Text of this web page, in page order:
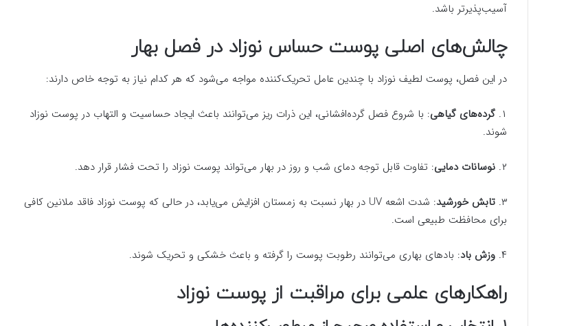
آسیب‌پذیرتر باشد.
چالش‌های اصلی پوست حساس نوزاد در فصل بهار
در این فصل، پوست لطیف نوزاد با چندین عامل تحریک‌کننده مواجه می‌شود که هر کدام نیاز به توجه خاص دارند:
۱. گرده‌های گیاهی: با شروع فصل گرده‌افشانی، این ذرات ریز می‌توانند باعث ایجاد حساسیت و التهاب در پوست نوزاد
شوند.
۲. نوسانات دمایی: تفاوت قابل توجه دمای شب و روز در بهار می‌تواند پوست نوزاد را تحت فشار قرار دهد.
۳. تابش خورشید
: شدت اشعه UV در بهار نسبت به زمستان افزایش می‌یابد، در حالی که پوست نوزاد فاقد ملانین کافی
برای محافظت طبیعی است.
۴. وزش باد: بادهای بهاری می‌توانند رطوبت پوست را گرفته و باعث خشکی و تحریک شوند.
راهکارهای علمی برای مراقبت از پوست نوزاد